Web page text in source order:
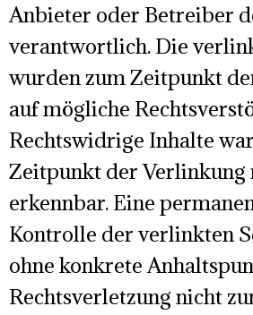
Anbieter oder Betreiber
verantwortlich. Die
wurden zum Zeitpunkt
auf mögliche
Rechtswidrige Inhalte
Zeitpunkt der Verlinkung
erkennbar. Eine
Kontrolle der verlinkten
ohne konkrete
Rechtsverletzung nicht